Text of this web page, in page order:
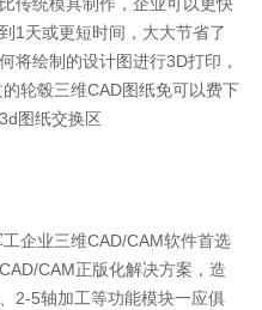
传统模具制作，企业可以更快
1天或更短时间，大大节省了
将绘制的设计图进行3D打印，
轮毂三维CAD图纸免可以费下
图纸交换区
企业三维CAD/CAM软件首选
CAM正版化解决方案，造
2-5轴加工等功能模块一应俱